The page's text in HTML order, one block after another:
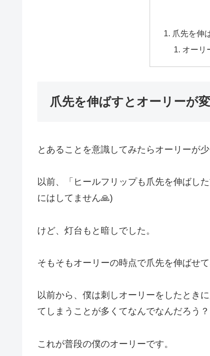
爪先を伸
オーリ
爪先を伸ばすとオーリーが
とあることを意識してみたらオーリーが少
以前、「ヒールフリップも爪先を伸ばし
にはしてません🙏)
けど、灯台もと暗しでした。
そもそもオーリーの時点で爪先を伸ばせて
以前から、僕は刺しオーリーをしたとき
てしまうことが多くてなんでなんだろう？
これが普段の僕のオーリーです。